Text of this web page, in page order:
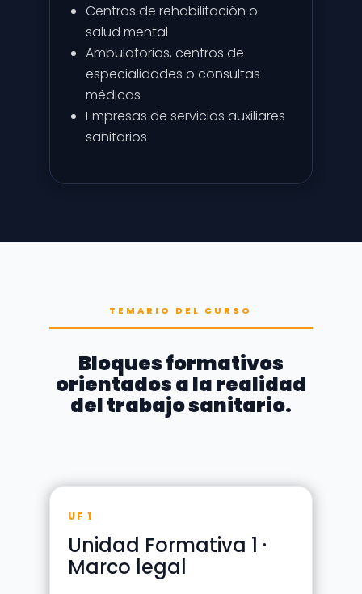
Centros de rehabilitación o
salud mental
Ambulatorios, centros de
especialidades o consultas
médicas
Empresas de servicios auxiliares
sanitarios
TEMARIO DEL CURSO
Bloques formativos
orientados a la realidad
del trabajo sanitario.
UF 1
Unidad Formativa 1 ·
Marco legal